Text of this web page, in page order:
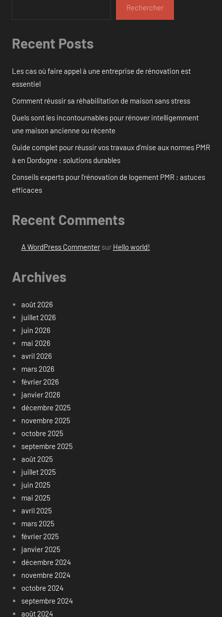
Rechercher
Recent Posts
Les cas où faire appel à une entreprise de rénovation est
essentiel
Comment réussir sa réhabilitation de maison sans stress
Quels sont les incontournables pour rénover intelligemment
une maison ancienne ou récente
Guide complet pour réussir vos travaux d’mise aux normes PMR
à en Dordogne : solutions durables
Conseils experts pour l’rénovation de logement PMR : astuces
efficaces
Recent Comments
A WordPress Commentersur Hello world!
Archives
août 2026
juillet 2026
juin 2026
mai 2026
avril 2026
mars 2026
février 2026
janvier 2026
décembre 2025
novembre 2025
octobre 2025
septembre 2025
août 2025
juillet 2025
juin 2025
mai 2025
avril 2025
mars 2025
février 2025
janvier 2025
décembre 2024
novembre 2024
octobre 2024
septembre 2024
août 2024